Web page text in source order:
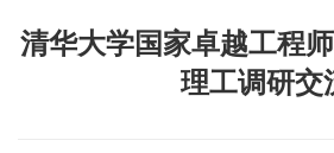
清华大学国家卓越工程
理工调研交